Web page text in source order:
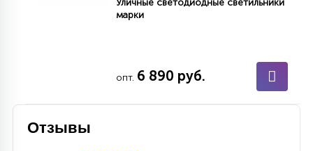
Уличные светодиодные светильники
марки
опт. 6 890 руб.
Отзывы